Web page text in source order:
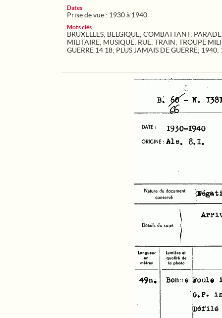
Dates
Prise de vue : 1930 à 1940
Mots clés
BRUXELLES; BELGIQUE; COMBATTANT; PARADE
MILITAIRE; MUSIQUE; RUE; TRAIN; TROUPE
GUERRE 14 18; PLUS JAMAIS DE GUERRE; 1940;